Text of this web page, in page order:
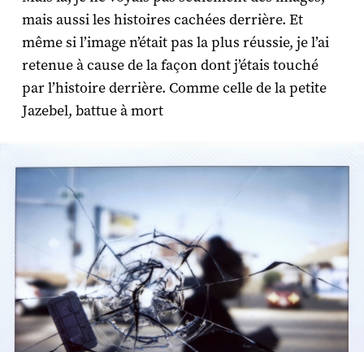
mais aussi les histoires cachées derrière. Et
même si l’image n’était pas la plus réussie, je l’ai
retenue à cause de la façon dont j’étais touché
par l’histoire derrière. Comme celle de la petite
Jazebel, battue à mort